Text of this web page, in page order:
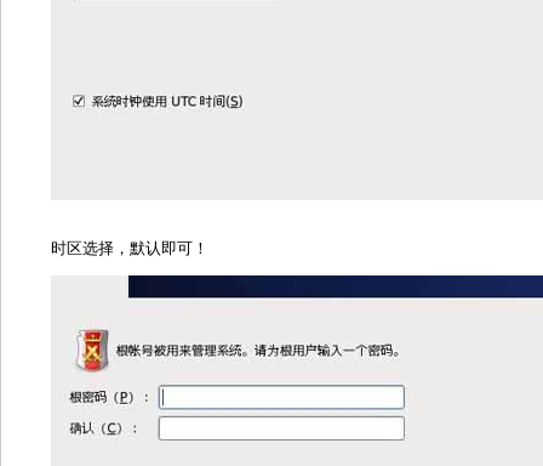
时区选择，默认即可！